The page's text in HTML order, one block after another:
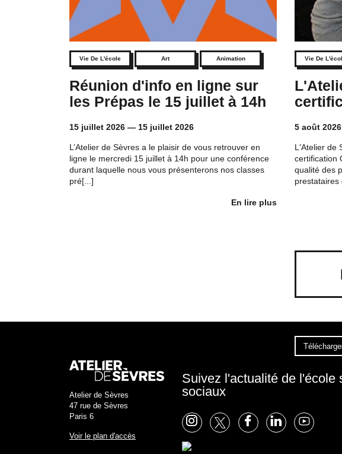
Vie De L'école Art Animation
Réunion d'info en ligne sur
les Prépas le 15 juillet à 14h
15 juillet 2026 — 15 juillet 2026
L’Atelier de Sèvres a le plaisir de vous retrouver en
ligne le mercredi 15 juillet à 14h pour une conférence
durant laquelle nous vous présenterons nos classes
pré[...]
En lire plus
Vie De
5 août 2026
L'Atelier de
certification
qualité des
prestataires
Atelier de Sèvres
47 rue de Sèvres
Paris 6
Voir le plan d'accès
Suivez l'actualité de l'école
sociaux